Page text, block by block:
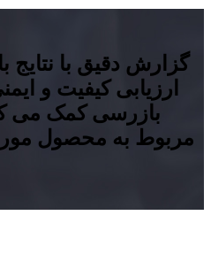
گزارش دقیق با
ارزیابی کیفیت و
بازرسی کمک می